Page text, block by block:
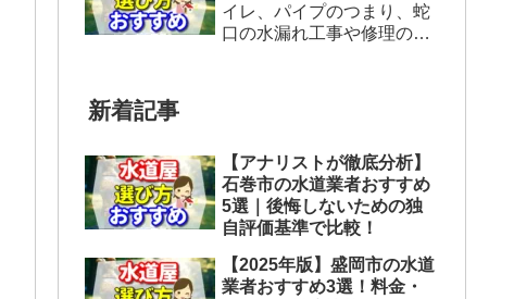
イレ、パイプのつまり、蛇
口の水漏れ工事や修理の前
新着記事
【アナリストが徹底分析】
石巻市の水道業者おすすめ
5選｜後悔しないための独
自評価基準で比較！
【2025年版】盛岡市の水道
業者おすすめ3選！料金・